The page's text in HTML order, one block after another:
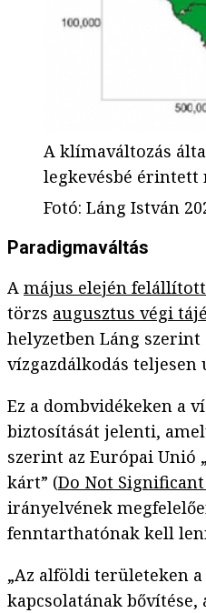
A klímaváltozás
legkevésbé
Fotó: Láng István
Paradigmaváltás
A május elején felállított
törzs augusztus végi
helyzetben Láng
vízgazdálkodás teljesen
Ez a dombvidékeken a
biztosítását jelenti,
szerint az Európai Unió
kárt” (Do Not
irányelvének
fenntarthatónak kell
„Az alföldi területeken
kapcsolatának bővítése,